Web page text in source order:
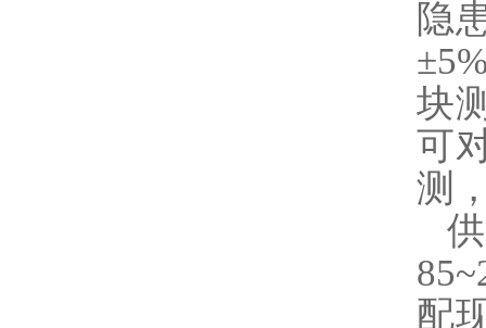
隐
块
可
测
配